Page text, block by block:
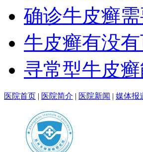
确诊牛皮癣
牛皮癣有没
寻常型牛皮
医院首页 | 医院简介 | 医院新闻 | 媒体报